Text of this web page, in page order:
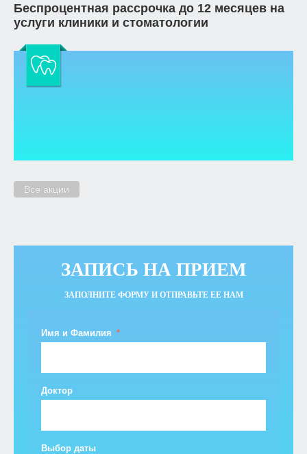
Беспроцентная рассрочка до 12 месяцев на
услуги клиники и стоматологии
Все акции
ЗАПИСЬ НА ПРИЕМ
ЗАПОЛНИТЕ ФОРМУ И ОТПРАВЬТЕ ЕЕ НАМ
Имя и Фамилия
Доктор
Выбор даты